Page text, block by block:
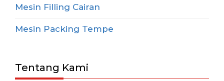
Mesin Filling Cairan
Mesin Packing Tempe
Tentang Kami